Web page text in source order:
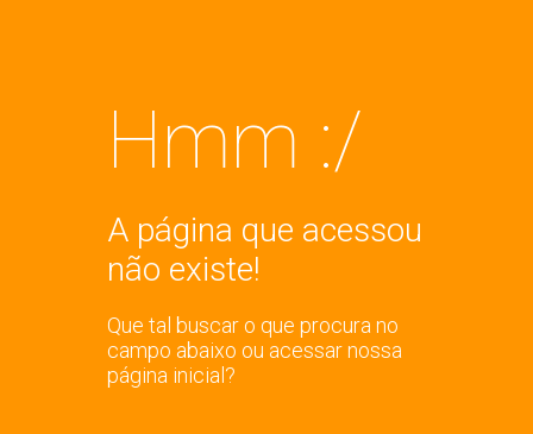
Hmm :/
A página que acessou
não existe!
Que tal buscar o que procura no
campo abaixo ou acessar nossa
página inicial?